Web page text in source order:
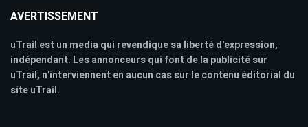
AVERTISSEMENT
uTrail est un media qui revendique sa liberté d'expression,
indépendant. Les annonceurs qui font de la publicité sur
uTrail, n'interviennent en aucun cas sur le contenu éditorial du
site uTrail.